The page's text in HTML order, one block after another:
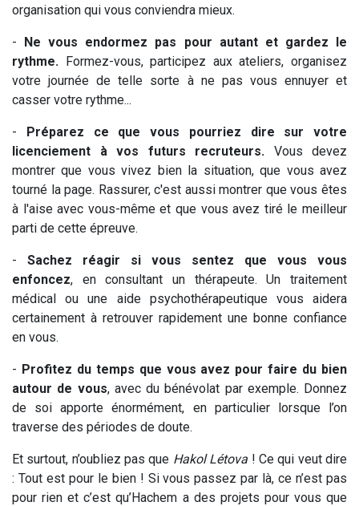
organisation qui vous conviendra mieux.
-
Ne vous endormez pas pour autant et gardez le
rythme. Formez-vous, participez aux ateliers, organisez
votre journée de telle sorte à ne pas vous ennuyer et
casser votre rythme...
-
Préparez ce que vous pourriez dire sur votre
licenciement à vos futurs recruteurs. Vous devez
montrer que vous vivez bien la situation, que vous avez
tourné la page. Rassurer, c'est aussi montrer que vous êtes
à l'aise avec vous-même et que vous avez tiré le meilleur
parti de cette épreuve.
- Sachez réagir si vous sentez que vous vous
enfoncez, en consultant un thérapeute. Un traitement
médical ou une aide psychothérapeutique vous aidera
certainement à retrouver rapidement une bonne confiance
en vous.
- Profitez du temps que vous avez pour faire du bien
autour de vous, avec du bénévolat par exemple. Donnez
de soi apporte énormément, en particulier lorsque l’on
traverse des périodes de doute.
Et surtout, n’oubliez pas que Hakol Létova ! Ce qui veut dire
: Tout est pour le bien ! Si vous passez par là, ce n’est pas
pour rien et c’est qu’Hachem a des projets pour vous que